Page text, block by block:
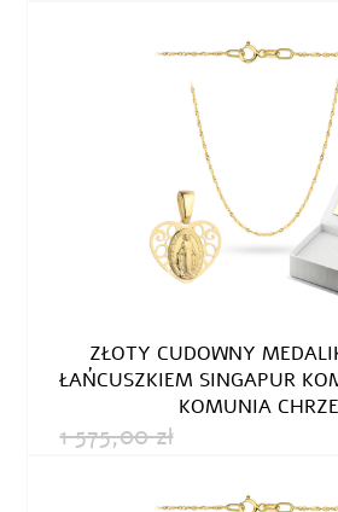
ZŁOTY CUDOWNY
ŁAŃCUSZKIEM SINGAPUR
KOMUNIA
1 575,00 zł